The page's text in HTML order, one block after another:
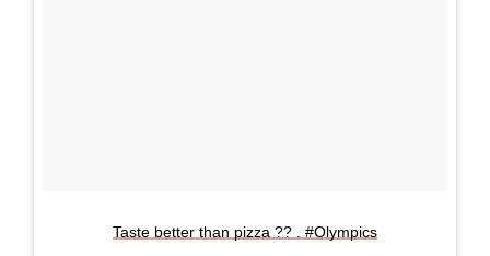
Taste better than pizza ?? . #Olympics